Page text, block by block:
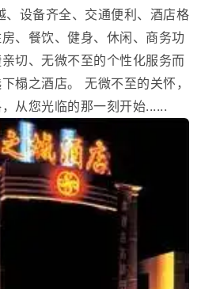
设备齐全、交通便利、酒店格
、餐饮、健身、休闲、商务功
切、无微不至的个性化服务而
榻之酒店。 无微不至的关怀，
从您光临的那一刻开始......